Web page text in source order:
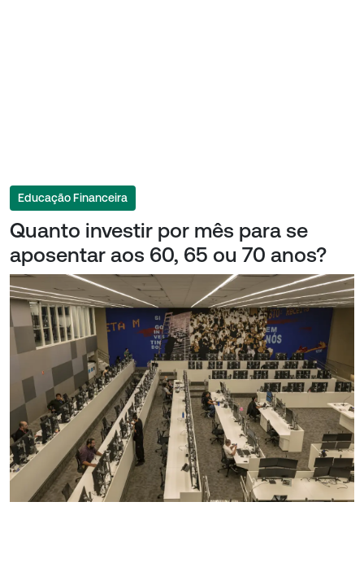
Educação Financeira
Quanto investir por mês para se
aposentar aos 60, 65 ou 70 anos?